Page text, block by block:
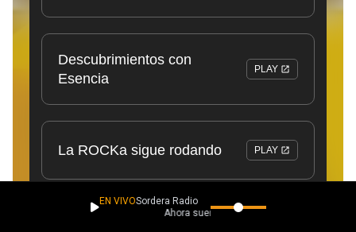
EN VIVOSordera Radio
Ahora suena